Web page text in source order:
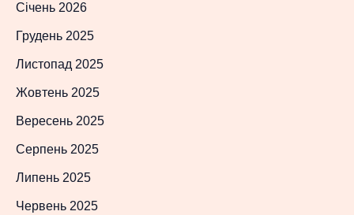
Січень 2026
Грудень 2025
Листопад 2025
Жовтень 2025
Вересень 2025
Серпень 2025
Липень 2025
Червень 2025